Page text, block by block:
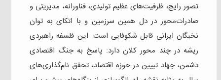
تصور رایج، ظرفیت‌های عظیم تولیدی، فناورانه، مدیریتی و
صادرات‌محور در دل همین سرزمین و با اتکای به توان
نخبگان ایرانی قابل شکوفایی است. این فلسفه راهبردی
ریشه در چند محور کلان دارد: پاسخ به جنگ اقتصادی
دشمن، جهاد تبیین در حوزه اقتصاد، تحقق نام‌گذاری‌های